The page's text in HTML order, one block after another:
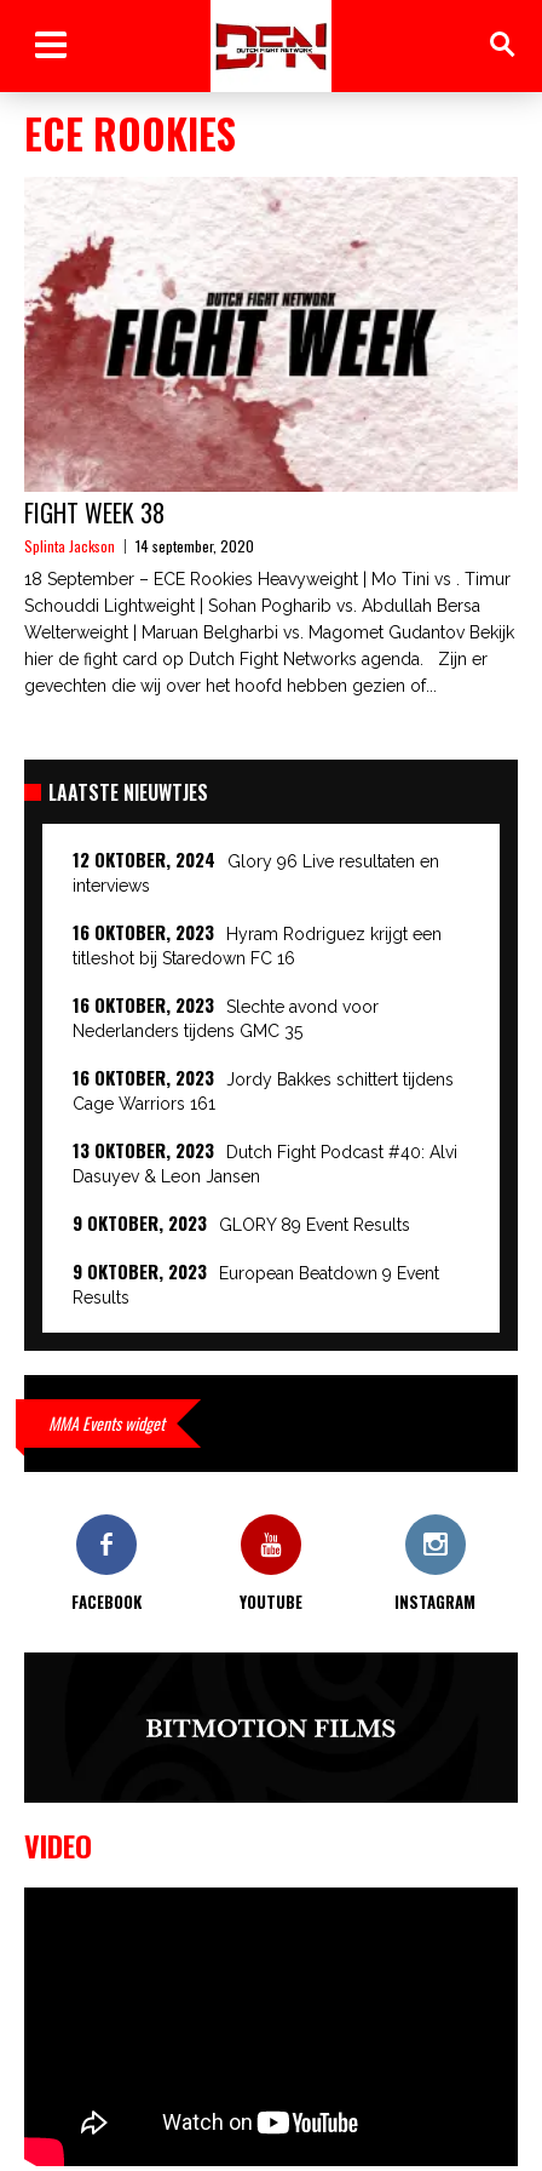
ECE ROOKIES
FIGHT WEEK 38
Splinta Jackson 14 september, 2020
18 September – ECE Rookies Heavyweight | Mo Tini vs . Timur
Schouddi Lightweight | Sohan Pogharib vs. Abdullah Bersa
Welterweight | Maruan Belgharbi vs. Magomet Gudantov Bekijk
hier de fight card op Dutch Fight Networks agenda. Zijn er
gevechten die wij over het hoofd hebben gezien of...
LAATSTE NIEUWTJES
12 OKTOBER, 2024
Glory 96 Live resultaten en
interviews
16 OKTOBER, 2023
Hyram Rodriguez krijgt een
titleshot bij Staredown FC 16
16 OKTOBER, 2023
Slechte avond voor
Nederlanders tijdens GMC 35
16 OKTOBER, 2023
Jordy Bakkes schittert tijdens
Cage Warriors 161
13 OKTOBER, 2023
Dutch Fight Podcast #40: Alvi
Dasuyev & Leon Jansen
9 OKTOBER, 2023 GLORY 89 Event Results
9 OKTOBER, 2023
European Beatdown 9 Event
Results
9 OKTOBER, 2023
waar hij van gemaakt is…
KO bij CWA Lowlands 7
MMA Events widget
FACEBOOK YOUTUBE INSTAGRAM
VIDEO